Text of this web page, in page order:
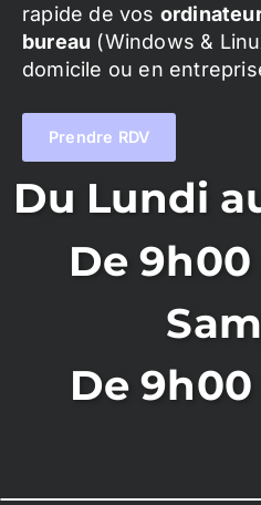
rapide de vos
bureau (Windows &
domicile ou en
Prendre RDV
Du Lundi
De 9h00
De 9h00